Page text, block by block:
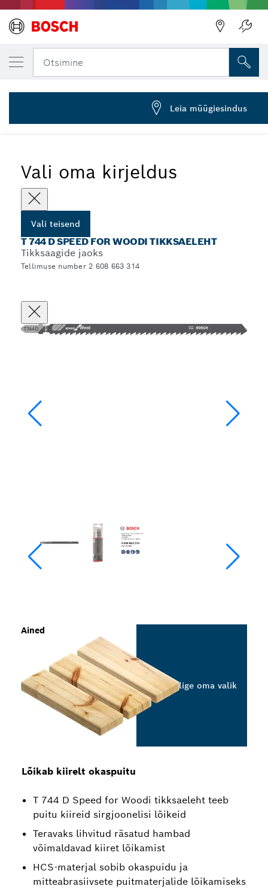
Otsimine
... T 744 D Speed for Woodi tikksaelehed
Vali oma kirjeldus
Vali teisend
T 744 D SPEED FOR WOODI TIKKSAELEHT
Tikksaagide jaoks
Tellimuse number 2 608 663 314
Lõikab kiirelt okaspuitu
T 744 D Speed for Woodi tikksaeleht teeb
puitu kiireid sirgjoonelisi lõikeid
Teravaks lihvitud räsatud hambad
võimaldavad kiiret lõikamist
HCS-materjal sobib okaspuidu ja
mitteabrasiivsete puitmaterjalide lõikamiseks
Ained
Valige oma valik
SINU VALITUD TEISEND
Tikksaeleht T 744 D
2 608 663 314
Leia müügiesindus